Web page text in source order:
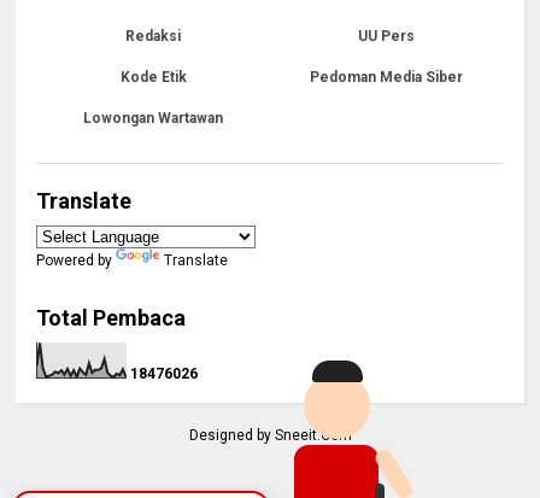
Redaksi UU Pers
Kode Etik Pedoman Media Siber
Lowongan Wartawan
Translate
Powered by Translate
Total Pembaca
1 8476026
Designed by Sneeit.Com